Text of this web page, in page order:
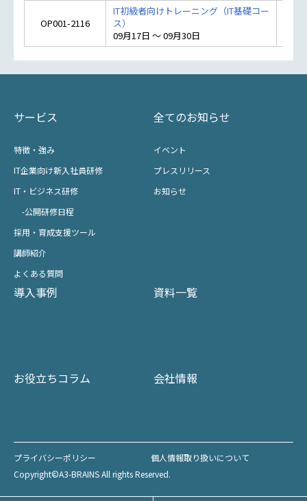
OP001-2116
IT初級者向けトレーニング（IT基礎コー
ス）
09月17日 ～ 09月30日
サービス
特徴・強み
IT企業向け新入社員研修
IT・ビジネス研修
-公開研修日程
採用・育成支援ツール
講師紹介
よくある質問
全てのお知らせ
イベント
プレスリリース
お知らせ
導入事例
お役立ちコラム
資料一覧
会社情報
プライバシーポリシー
個人情報取り扱いについて
Copyright©A3-BRAINS All rights Reserved.